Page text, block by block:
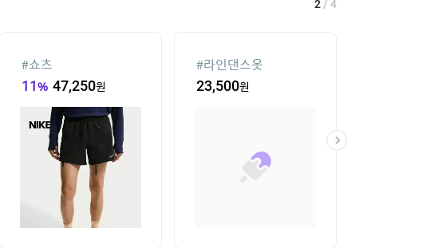
#쇼츠
11% 47,250원
#라인댄스옷
23,500원
2 / 4